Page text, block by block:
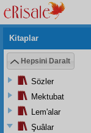
Kitaplar
Hepsini Daralt
Sözler
Mektubat
Lem'alar
Şuâlar